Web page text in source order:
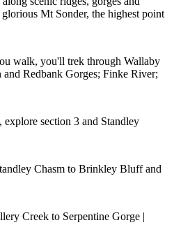
Mt Sonder, the highest point
walk, you'll trek through Wallaby
Redbank Gorges; Finke River;
section 3 and Standley
Chasm to Brinkley Bluff and
Creek to Serpentine Gorge |